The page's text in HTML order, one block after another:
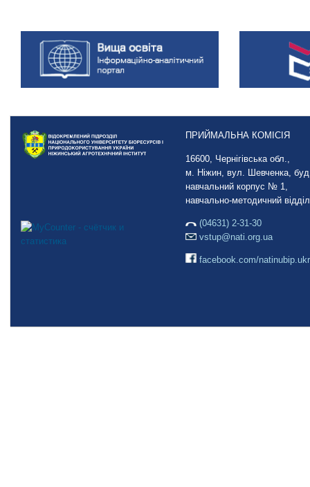
ПРИЙМАЛЬНА КОМІСІЯ
16600, Чернігівська обл.,
м. Ніжин, вул. Шевченка,
навчальний корпус № 1,
навчально-методичний
(04631) 2-31-30
vstup@nati.org.ua
facebook.com/natinubip.ukr